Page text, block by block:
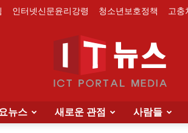
인터넷신문윤리강령 청소년보호정책 고충
뉴스 새로운 관점 사람들